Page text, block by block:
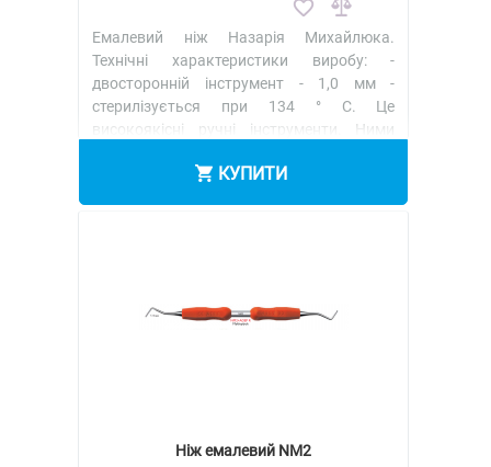
Емалевий ніж Назарія Михайлюка.
Технічні характеристики виробу: -
двосторонній інструмент - 1,0 мм -
стерилізується при 134 ° C. Це
високоякісні ручні інструменти. Ними
КУПИТИ
Ніж емалевий NM2